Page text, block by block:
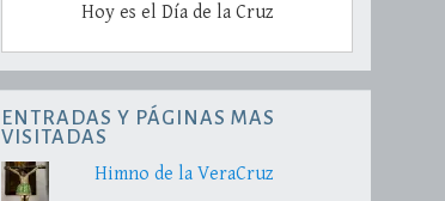
Hoy es el Día de la Cruz
ENTRADAS Y PÁGINAS MAS
VISITADAS
Himno de la VeraCruz